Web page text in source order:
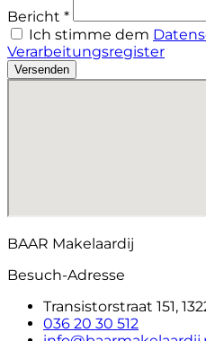
Bericht *
Ich stimme dem
Verarbeitungsregister
Versenden
BAAR Makelaardij
Besuch-Adresse
Transistorstraat 151,
036 20 30 512